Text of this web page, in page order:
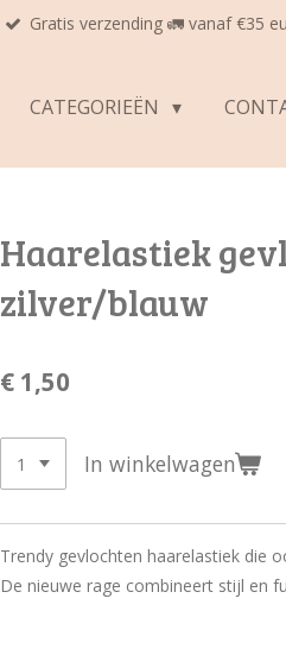
Gratis verzending 🚛 vanaf €35
CATEGORIEËN
Haarelastiek
zilver/blauw
€ 1,50
In winkelwagen
Trendy gevlochten haarelastiek die
De nieuwe rage combineert stijl en